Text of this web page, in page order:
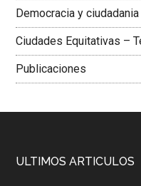
Democracia y ciudadania
Ciudades Equitativas –
Publicaciones
ULTIMOS ARTICULOS